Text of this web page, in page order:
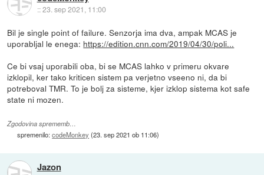
::23. sep 2021, 11:00
Bil je single point of failure. Senzorja ima dva, ampak MCAS je
uporabljal le enega: https://edition.cnn.com/2019/04/30/poli...
Ce bi vsaj uporabili oba, bi se MCAS lahko v primeru okvare
izklopil, ker tako kriticen sistem pa verjetno vseeno ni, da bi
potreboval TMR. To je bolj za sisteme, kjer izklop sistema kot safe
state ni mozen.
Zgodovina sprememb…
spremenilo:codeMonkey (23. sep 2021 ob 11:06)
Jazon